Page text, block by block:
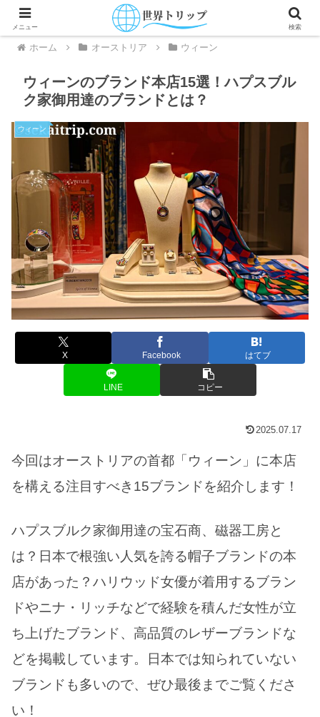
ホーム オーストリア ウィーン
ウィーンのブランド本店15選！ハプスブル
ク家御用達のブランドとは？
ウィーン
X Facebook はてブ
LINE コピー
2025.07.17
今回はオーストリアの首都「ウィーン」に本店
を構える注目すべき15ブランドを紹介します！
ハプスブルク家御用達の宝石商、磁器工房と
は？日本で根強い人気を誇る帽子ブランドの本
店があった？ハリウッド女優が着用するブラン
ドやニナ・リッチなどで経験を積んだ女性が立
ち上げたブランド、高品質のレザーブランドな
どを掲載しています。日本では知られていない
ブランドも多いので、ぜひ最後までご覧くださ
い！
メニュー 検索